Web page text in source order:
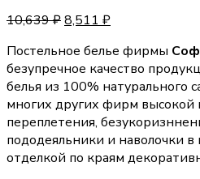
10,639₽8,511 ₽
Постельное белье фирмы
безупречное качество
белья из 100% натурального
многих других фирм высокой
переплетения,
пододеяльники и наволочки
отделкой по краям